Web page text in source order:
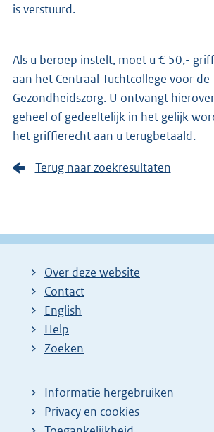
is verstuurd.
Als u beroep instelt, moet u € 50,-
aan het Centraal Tuchtcollege voor de
Gezondheidszorg. U ontvangt
geheel of gedeeltelijk in het gelijk
het griffierecht aan u terugbetaald.
Terug naar zoekresultaten
Over deze website
Contact
English
Help
Zoeken
Informatie hergebruiken
Privacy en cookies